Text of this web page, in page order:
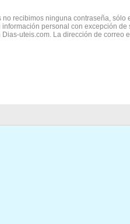
no recibimos ninguna contraseña, sólo
personal con excepción de
uteis.com. La dirección de correo